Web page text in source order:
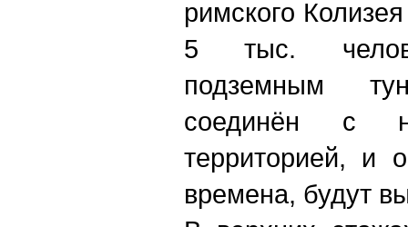
римского
5 тыс.
подземным
соединён с
территорией, и
времена, будут